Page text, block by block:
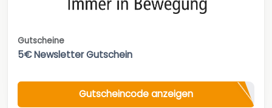
Gutscheine
5€ Newsletter Gutschein
Gutscheincode anzeigen